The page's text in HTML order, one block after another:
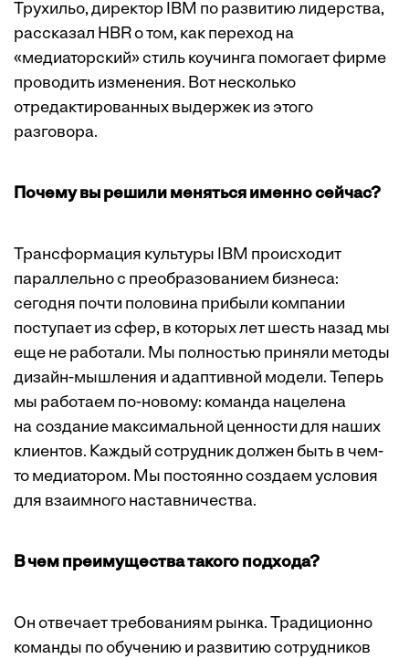
Трухильо, директор IBM по развитию лидерства,
рассказал HBR о том, как переход на
«медиаторский» стиль коучинга помогает фирме
проводить изменения. Вот несколько
отредактированных выдержек из этого
разговора.
Почему вы решили меняться именно сейчас?
Трансформация культуры IBM происходит
параллельно с преобразованием бизнеса:
сегодня почти половина прибыли компании
поступает из сфер, в которых лет шесть назад мы
еще не работали. Мы полностью приняли методы
дизайн-мышления и адаптивной модели. Теперь
мы работаем по-новому: команда нацелена
на создание максимальной ценности для наших
клиентов. Каждый сотрудник должен быть в чем-
то медиатором. Мы постоянно создаем условия
для взаимного наставничества.
В чем преимущества такого подхода?
Он отвечает требованиям рынка. Традиционно
команды по обучению и развитию сотрудников